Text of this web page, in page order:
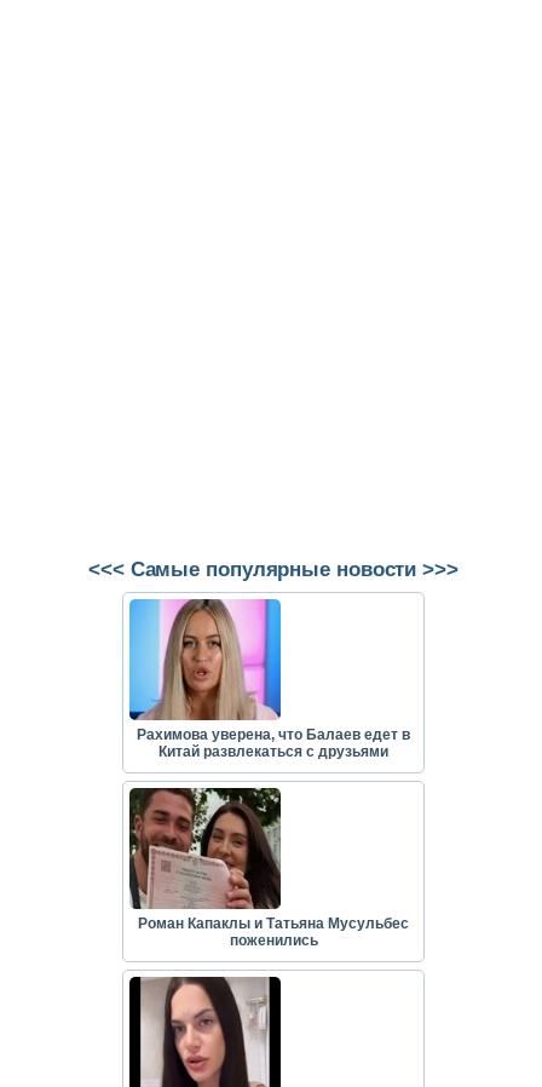
<<< Самые популярные новости >>>
Рахимова уверена, что Балаев едет в
Китай развлекаться с друзьями
Роман Капаклы и Татьяна Мусульбес
поженились